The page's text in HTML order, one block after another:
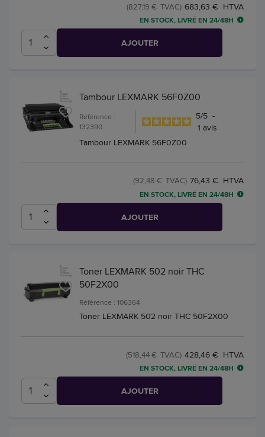
683,63 € HTVA
(827,19 € TVAC)
EN STOCK, LIVRÉ EN 24/48H
AJOUTER
Tambour LEXMARK 56F0Z00
Référence :
132390
5/5 -
1 avis
Tambour LEXMARK 56F0Z00
76,43 € HTVA
(92,48 € TVAC)
EN STOCK, LIVRÉ EN 24/48H
AJOUTER
Toner LEXMARK 502 noir THC
50F2X00
Référence : 106364
Toner LEXMARK 502 noir THC 50F2X00
428,46 € HTVA
(518,44 € TVAC)
EN STOCK, LIVRÉ EN 24/48H
AJOUTER